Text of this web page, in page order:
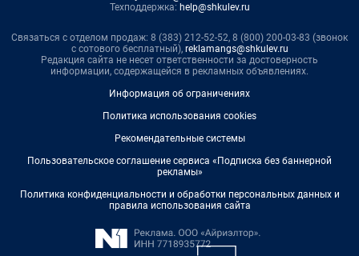
Техподдержка: help@shkulev.ru
Связаться с отделом продаж: 8 (383) 212-52-52, 8 (800) 200-03-83 (звонок
с сотового бесплатный), reklamangs@shkulev.ru
Редакция сайта не несет ответственности за достоверность
информации, содержащейся в рекламных объявлениях.
Информация об ограничениях
Политика использования cookies
Рекомендательные системы
Пользовательское соглашение сервиса «Подписка без баннерной
рекламы»
Политика конфиденциальности и обработки персональных данных и
правила использования сайта